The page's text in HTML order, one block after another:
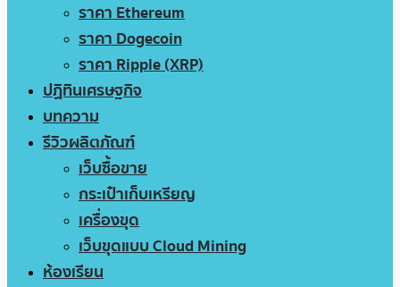
ราคา Ethereum
ราคา Dogecoin
ราคา Ripple (XRP)
ปฏิทินเศรษฐกิจ
บทความ
รีวิวผลิตภัณฑ์
เว็บซื้อขาย
กระเป๋าเก็บเหรียญ
เครื่องขุด
เว็บขุดแบบ Cloud Mining
ห้องเรียน